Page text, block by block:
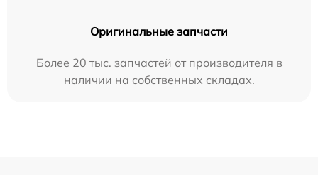
Оригинальные запчасти
Более 20 тыс. запчастей от производителя в
наличии на собственных складах.